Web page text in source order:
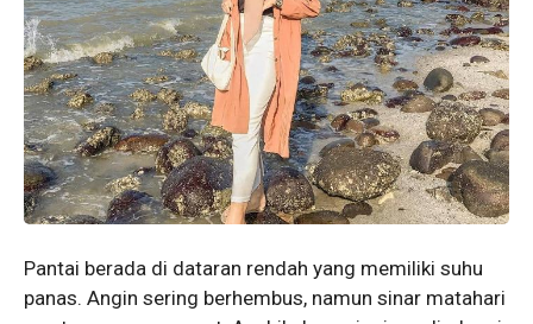
Pantai berada di dataran rendah yang memiliki suhu
panas. Angin sering berhembus, namun sinar matahari